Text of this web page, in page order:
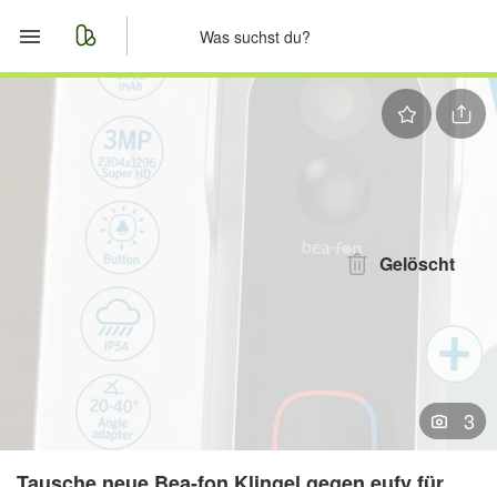
Start
Merkliste
Nachrichten
Anzeige aufgeben
Gelöscht
3